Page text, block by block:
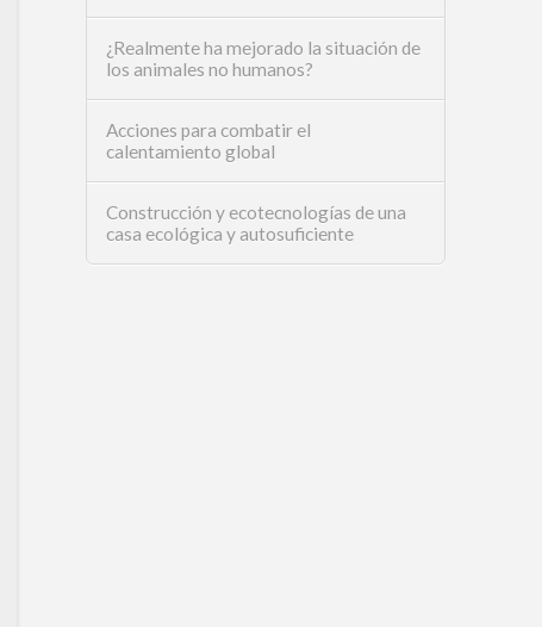
¿Realmente ha mejorado la situación de
los animales no humanos?
Acciones para combatir el
calentamiento global
Construcción y ecotecnologías de una
casa ecológica y autosuficiente